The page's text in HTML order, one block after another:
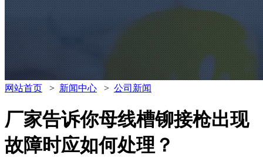
网站首页 > 新闻中心 > 公司新闻
厂家告诉你母线槽铆接枪出现
故障时应如何处理？